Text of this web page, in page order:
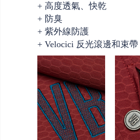
+ 高度透氣、快乾
+ 防臭
+ 紫外線防護
+ Velocici 反光滾邊和束帶